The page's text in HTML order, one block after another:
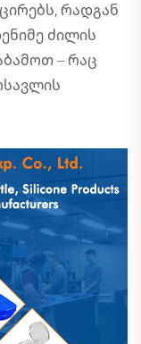
რადგან
ძილის
– რაც